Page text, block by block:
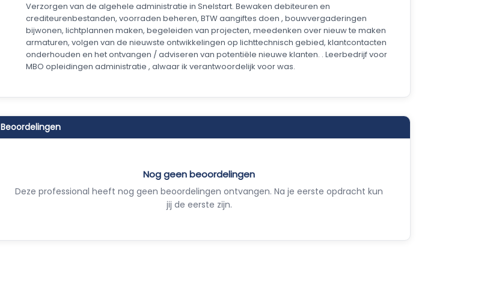
Verzorgen van de algehele administratie in Snelstart. Bewaken debiteuren en
crediteurenbestanden, voorraden beheren, BTW aangiftes doen , bouwvergaderingen
bijwonen, lichtplannen maken, begeleiden van projecten, meedenken over nieuw te maken
armaturen, volgen van de nieuwste ontwikkelingen op lichttechnisch gebied, klantcontacten
onderhouden en het ontvangen / adviseren van potentiële nieuwe klanten. . Leerbedrijf voor
MBO opleidingen administratie , alwaar ik verantwoordelijk voor was.
Beoordelingen
Nog geen beoordelingen
Deze professional heeft nog geen beoordelingen ontvangen. Na je eerste opdracht kun
jij de eerste zijn.